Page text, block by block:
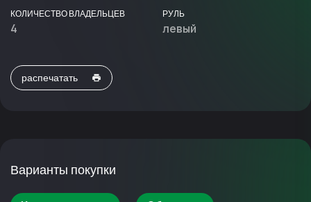
КОЛИЧЕСТВО ВЛАДЕЛЬЦЕВ
4
РУЛЬ
левый
распечатать
Варианты покупки